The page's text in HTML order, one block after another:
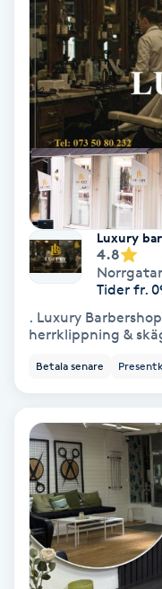
Ansiktsbehandling
Babylights
Balayage
Bambumassage
Barber
Barnklippning
BIAB
Blowout
Bottenfärg
Brynformning
Brynfärgning
Luxury
4.8
Tider fr.
. Luxury
herrklippning &
Betala senare